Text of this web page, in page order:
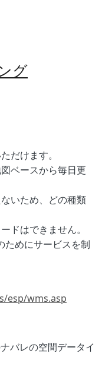
グ
けます。
ベースから毎日更
いため、どの種類
はできません。
めにサービスを制
esp/wms.asp
バレの空間データイ